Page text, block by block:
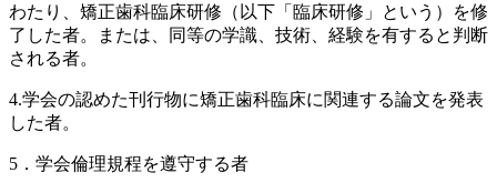
わたり、矯正歯科臨床研修（以下「臨床研修」という）を修
了した者。または、同等の学識、技術、経験を有すると判断
される者。
4.学会の認めた刊行物に矯正歯科臨床に関連する論文を発表
した者。
5．学会倫理規程を遵守する者